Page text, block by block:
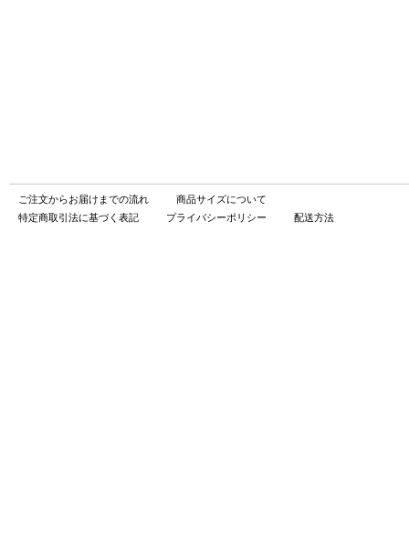
ご注文からお届けまでの流れ
商品サイズについて
特定商取引法に基づく表記
プライバシーポリシー 配送方法